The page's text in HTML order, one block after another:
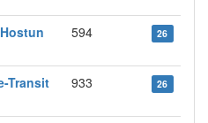
594 26
Transit 933 26